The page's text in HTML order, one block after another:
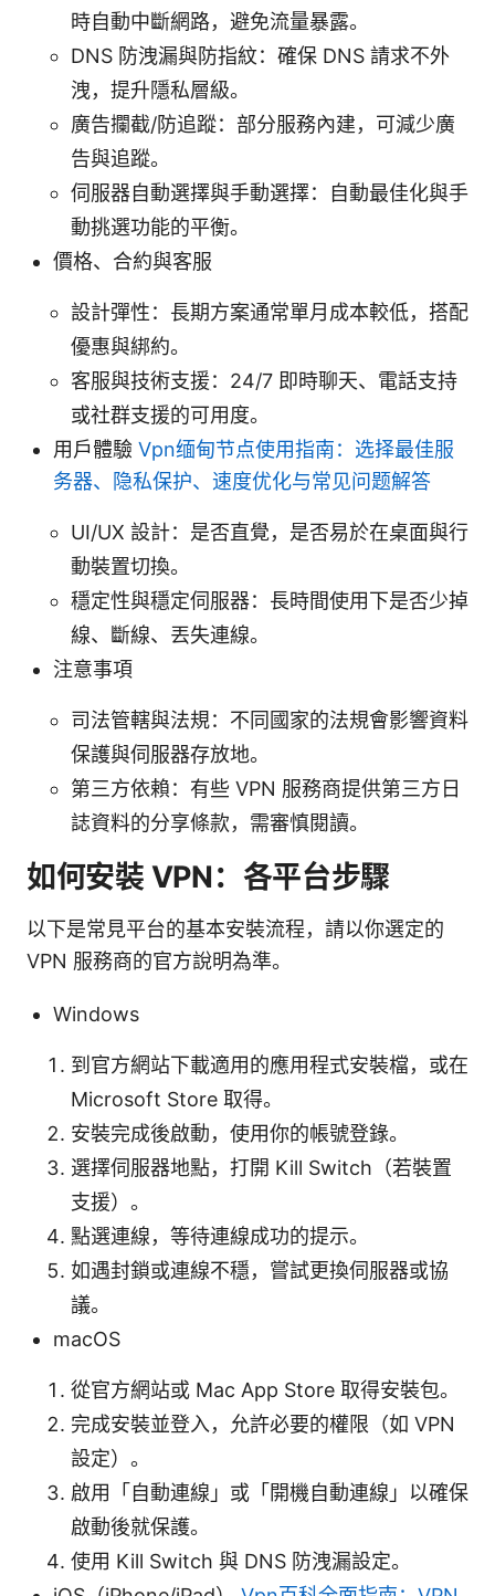
時自動中斷網路，避免流量暴露。
DNS 防洩漏與防指紋：確保 DNS 請求不外
洩，提升隱私層級。
廣告攔截/防追蹤：部分服務內建，可減少廣
告與追蹤。
伺服器自動選擇與手動選擇：自動最佳化與手
動挑選功能的平衡。
價格、合約與客服
設計彈性：長期方案通常單月成本較低，搭配
優惠與綁約。
客服與技術支援：24/7 即時聊天、電話支持
或社群支援的可用度。
用戶體驗 Vpn缅甸节点使用指南：选择最佳服
务器、隐私保护、速度优化与常见问题解答
UI/UX 設計：是否直覺，是否易於在桌面與行
動裝置切換。
穩定性與穩定伺服器：長時間使用下是否少掉
線、斷線、丟失連線。
注意事項
司法管轄與法規：不同國家的法規會影響資料
保護與伺服器存放地。
第三方依賴：有些 VPN 服務商提供第三方日
誌資料的分享條款，需審慎閱讀。
如何安裝 VPN：各平台步驟
以下是常見平台的基本安裝流程，請以你選定的
VPN 服務商的官方說明為準。
Windows
到官方網站下載適用的應用程式安裝檔，或在
Microsoft Store 取得。
安裝完成後啟動，使用你的帳號登錄。
選擇伺服器地點，打開 Kill Switch（若裝置
支援）。
點選連線，等待連線成功的提示。
如遇封鎖或連線不穩，嘗試更換伺服器或協
議。
macOS
從官方網站或 Mac App Store 取得安裝包。
完成安裝並登入，允許必要的權限（如 VPN
設定）。
啟用「自動連線」或「開機自動連線」以確保
啟動後就保護。
使用 Kill Switch 與 DNS 防洩漏設定。